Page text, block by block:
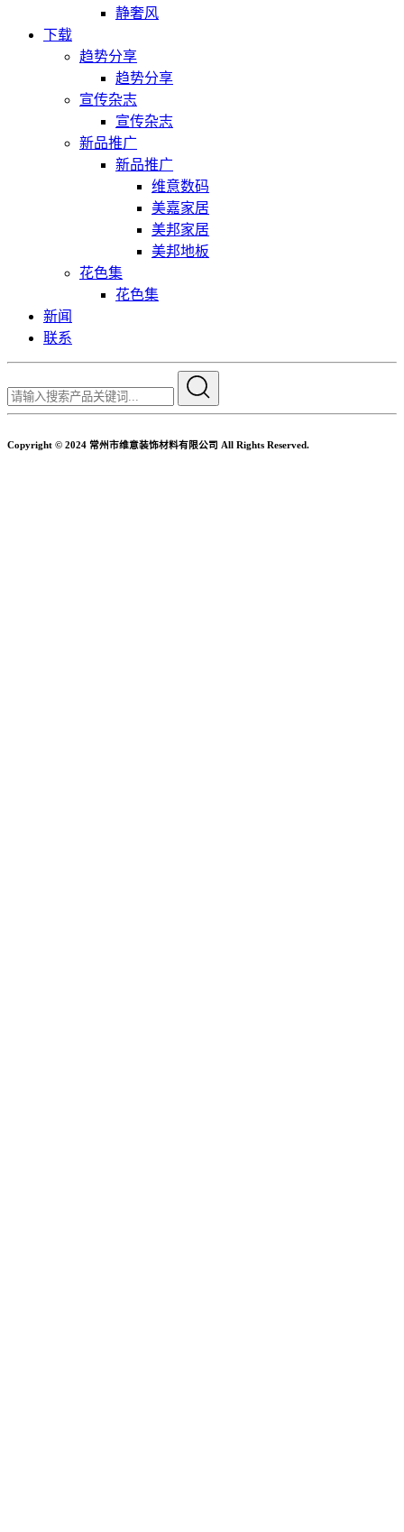
静奢风
下载
趋势分享
趋势分享
宣传杂志
宣传杂志
新品推广
新品推广
维意数码
美嘉家居
美邦家居
美邦地板
花色集
花色集
新闻
联系
Copyright © 2024 常州市维意装饰材料有限公司 All Rights Reserved.